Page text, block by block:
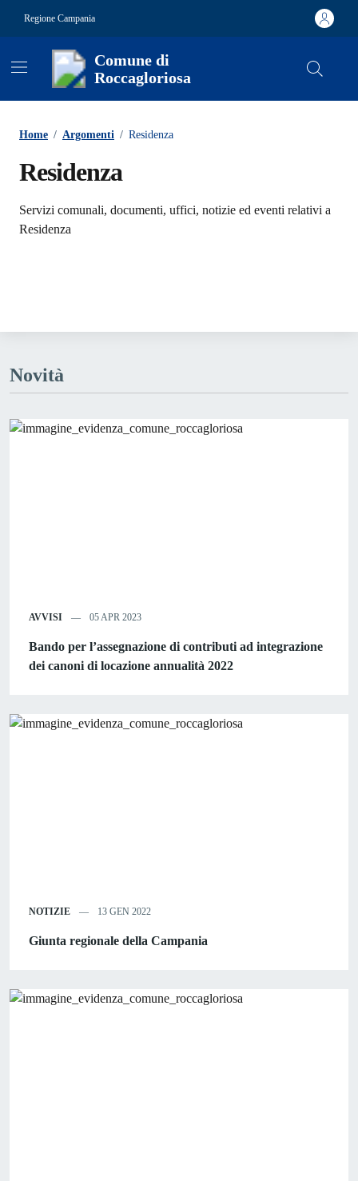
Regione Campania
Comune di
Roccagloriosa
Home / Argomenti / Residenza
Residenza
Dettagli dell'argomento
Servizi comunali, documenti, uffici, notizie ed eventi relativi a
Residenza
Novità
AVVISI 05 APR 2023
Bando per l’assegnazione di contributi ad integrazione
dei canoni di locazione annualità 2022
NOTIZIE 13 GEN 2022
Giunta regionale della Campania